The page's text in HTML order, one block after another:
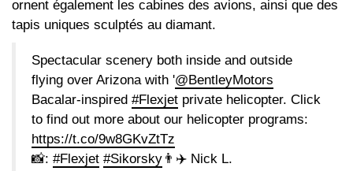
ornent également les cabines des avions, ainsi que des
tapis uniques sculptés au diamant.
Spectacular scenery both inside and outside
flying over Arizona with '@BentleyMotors
Bacalar-inspired #Flexjet private helicopter. Click
to find out more about our helicopter programs:
https://t.co/9w8GKvZtTz
📸: #Flexjet #Sikorsky 👨✈️ Nick L.